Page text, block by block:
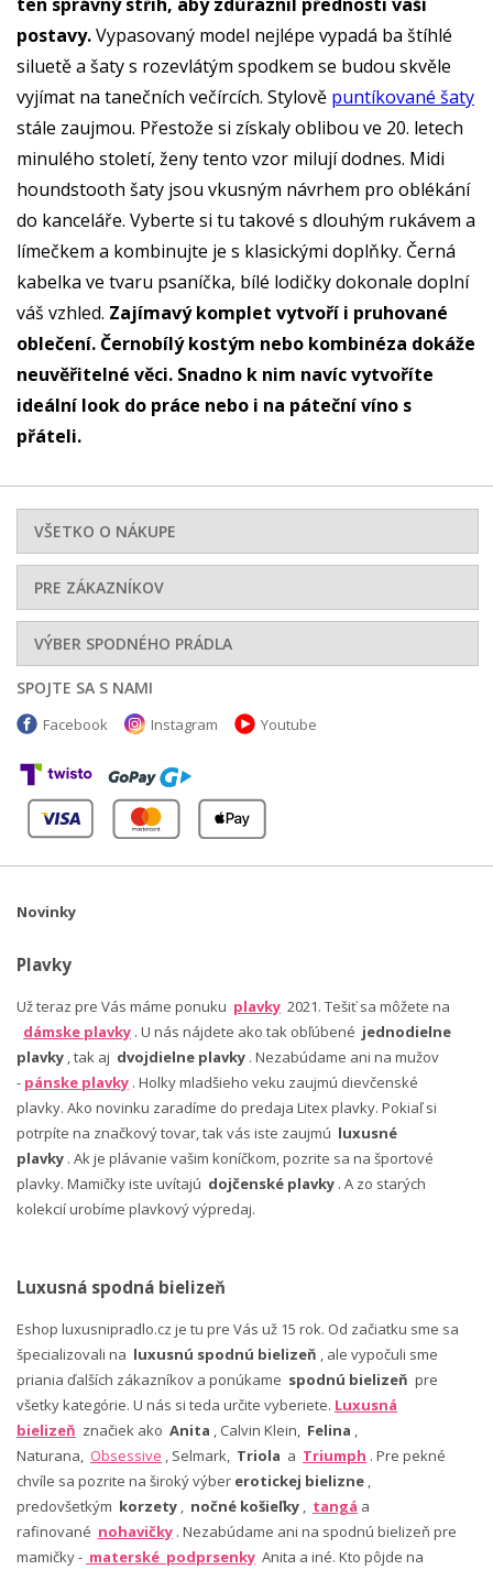
postavy.Vypasovaný model nejlépe vypadá ba štíhlé
siluetě a šaty s rozevlátým spodkem se budou skvěle
vyjímat na tanečních večírcích. Stylově puntíkované šaty
stále zaujmou. Přestože si získaly oblibou ve 20. letech
minulého století, ženy tento vzor milují dodnes. Midi
houndstooth šaty jsou vkusným návrhem pro oblékání
do kanceláře. Vyberte si tu takové s dlouhým rukávem a
límečkem a kombinujte je s klasickými doplňky. Černá
kabelka ve tvaru psaníčka, bílé lodičky dokonale doplní
váš vzhled. Zajímavý komplet vytvoří i pruhované
oblečení. Černobílý kostým nebo kombinéza dokáže
neuvěřitelné věci. Snadno k nim navíc vytvoříte
ideální look do práce nebo i na páteční víno s
přáteli.
VŠETKO O NÁKUPE
PRE ZÁKAZNÍKOV
VÝBER SPODNÉHO PRÁDLA
SPOJTE SA S NAMI
Facebook Instagram Youtube
Novinky
Plavky
Už teraz pre Vás máme ponuku plavky 2021. Tešiť sa môžete na
dámske plavky . U nás nájdete ako tak obľúbené jednodielne
plavky , tak aj dvojdielne plavky . Nezabúdame ani na mužov
- pánske plavky . Holky mladšieho veku zaujmú dievčenské
plavky. Ako novinku zaradíme do predaja Litex plavky. Pokiaľ si
potrpíte na značkový tovar, tak vás iste zaujmú luxusné
plavky . Ak je plávanie vašim koníčkom, pozrite sa na športové
plavky. Mamičky iste uvítajú dojčenské plavky . A zo starých
kolekcií urobíme plavkový výpredaj.
Luxusná spodná bielizeň
Eshop luxusnipradlo.cz je tu pre Vás už 15 rok. Od začiatku sme sa
špecializovali na luxusnú spodnú bielizeň , ale vypočuli sme
priania ďalších zákazníkov a ponúkame spodnú bielizeň pre
všetky kategórie. U nás si teda určite vyberiete. Luxusná
bielizeň značiek ako Anita , Calvin Klein, Felina ,
Naturana, Obsessive , Selmark, Triola a Triumph . Pre pekné
chvíle sa pozrite na široký výber erotickej bielizne ,
predovšetkým korzety , nočné košieľky , tangá a
rafinované nohavičky . Nezabúdame ani na spodnú bielizeň pre
mamičky - materské podprsenky Anita a iné. Kto pôjde na